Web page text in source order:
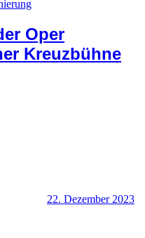
Oper
Kreuzbühne
22. Dezember 2023